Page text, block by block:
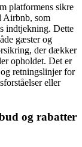
platformens sikre
Airbnb, som
indtjekning. Dette
gæster og
der dækker
opholdet. Det er
retningslinjer for
eller
og rabatter